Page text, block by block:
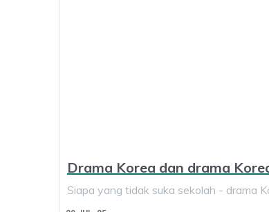
Drama Korea dan drama
Siapa yang tidak suka sekolah - drama